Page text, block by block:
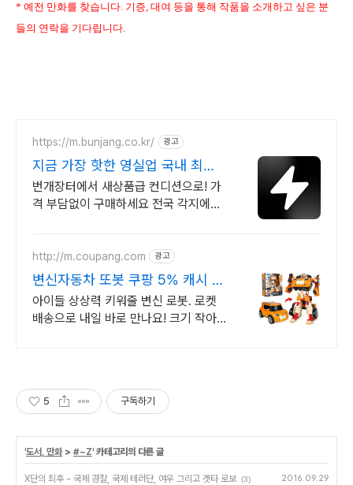
* 예전 만화를 찾습니다. 기증, 대여 등을 통해 작품을 소개하고 싶은 분
들의 연락을 기다립니다.
https://m.bunjang.co.kr/ 광고
지금 가장 핫한 영실업 국내 최대
브랜드 중고거래
번개장터에서 새상품급 컨디션으로! 가
격 부담없이 구매하세요 전국 각지에서
http://m.coupang.com 광고
변신자동차 또봇 쿠팡 5% 캐시 적
립까지
아이들 상상력 키워줄 변신 로봇. 로켓
배송으로 내일 바로 만나요! 크기 작아
5 구독하기
'도서, 만화> #~Z' 카테고리의 다른 글
X단의 최후 - 국제 경찰, 국제 테러단, 여우 그리고 겟타 로보 (3) 2016.09.29